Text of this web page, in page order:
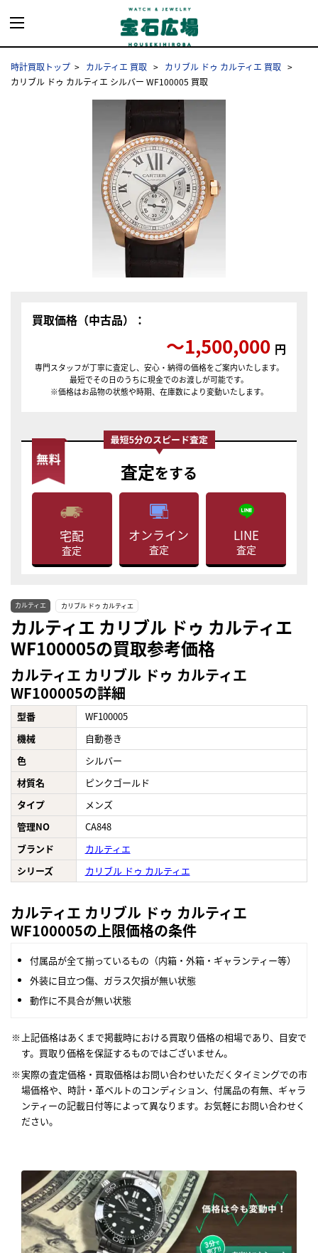
時計買取トップ カルティエ 買取
カリブル ドゥ カルティエ 買取
カリブル ドゥ カルティエ シルバー WF100005 買取
買取価格（中古品）：
〜1,500,000 円
専門スタッフが丁寧に査定し、安心・納得の価格をご案内いたします。
最短でその日のうちに現金でのお渡しが可能です。
※価格はお品物の状態や時期、在庫数により変動いたします。
査定をする
宅配
査定
オンライン
査定
LINE
査定
カルティエ カリブル ドゥ カルティエ
カルティエ カリブル ドゥ カルティエ
WF100005の買取参考価格
カルティエ カリブル ドゥ カルティエ
WF100005の詳細
型番
WF100005
機械
自動巻き
色
シルバー
材質名
ピンクゴールド
タイプ
メンズ
管理NO
CA848
ブランド
カルティエ
シリーズ
カリブル ドゥ カルティエ
カルティエ カリブル ドゥ カルティエ
WF100005の上限価格の条件
付属品が全て揃っているもの（内箱・外箱・ギャランティー等）
外装に目立つ傷、ガラス欠損が無い状態
動作に不具合が無い状態
上記価格はあくまで掲載時における買取り価格の相場であり、目安で
す。買取り価格を保証するものではございません。
実際の査定価格・買取価格はお問い合わせいただくタイミングでの市
場価格や、時計・革ベルトのコンディション、付属品の有無、ギャラ
ンティーの記載日付等によって異なります。お気軽にお問い合わせく
ださい。